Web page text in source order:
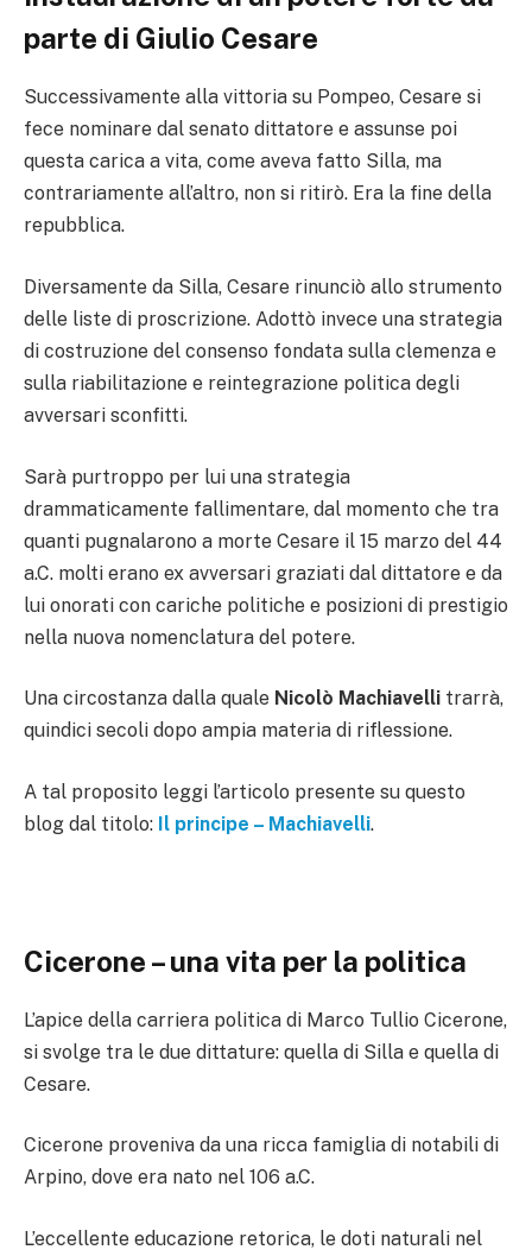
parte di Giulio Cesare
Successivamente alla vittoria su Pompeo, Cesare si
fece nominare dal senato dittatore e assunse poi
questa carica a vita, come aveva fatto Silla, ma
contrariamente all’altro, non si ritirò. Era la fine della
repubblica.
Diversamente da Silla, Cesare rinunciò allo strumento
delle liste di proscrizione. Adottò invece una strategia
di costruzione del consenso fondata sulla clemenza e
sulla riabilitazione e reintegrazione politica degli
avversari sconfitti.
Sarà purtroppo per lui una strategia
drammaticamente fallimentare, dal momento che tra
quanti pugnalarono a morte Cesare il 15 marzo del 44
a.C. molti erano ex avversari graziati dal dittatore e da
lui onorati con cariche politiche e posizioni di prestigio
nella nuova nomenclatura del potere.
Una circostanza dalla quale Nicolò Machiavelli trarrà,
quindici secoli dopo ampia materia di riflessione.
A tal proposito leggi l’articolo presente su questo
blog dal titolo: Il principe – Machiavelli.
Cicerone – una vita per la politica
L’apice della carriera politica di Marco Tullio Cicerone,
si svolge tra le due dittature: quella di Silla e quella di
Cesare.
Cicerone proveniva da una ricca famiglia di notabili di
Arpino, dove era nato nel 106 a.C.
L’eccellente educazione retorica, le doti naturali nel